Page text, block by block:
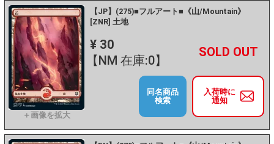
【JP】(275)■フルアート■《山/Mountain》
[ZNR] 土地
¥ 30
【NM 在庫:0】
－ +
入荷時に
通知
同名商品
検索